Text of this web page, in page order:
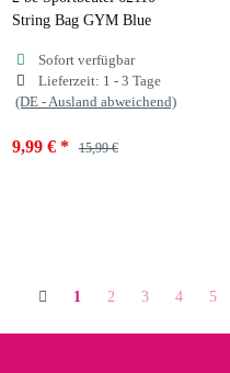
String Bag GYM Blue
Sofort verfügbar
Lieferzeit: 1 - 3 Tage
(DE - Ausland abweichend)
9,99 € * 15,99 €
1 2 3 4 5